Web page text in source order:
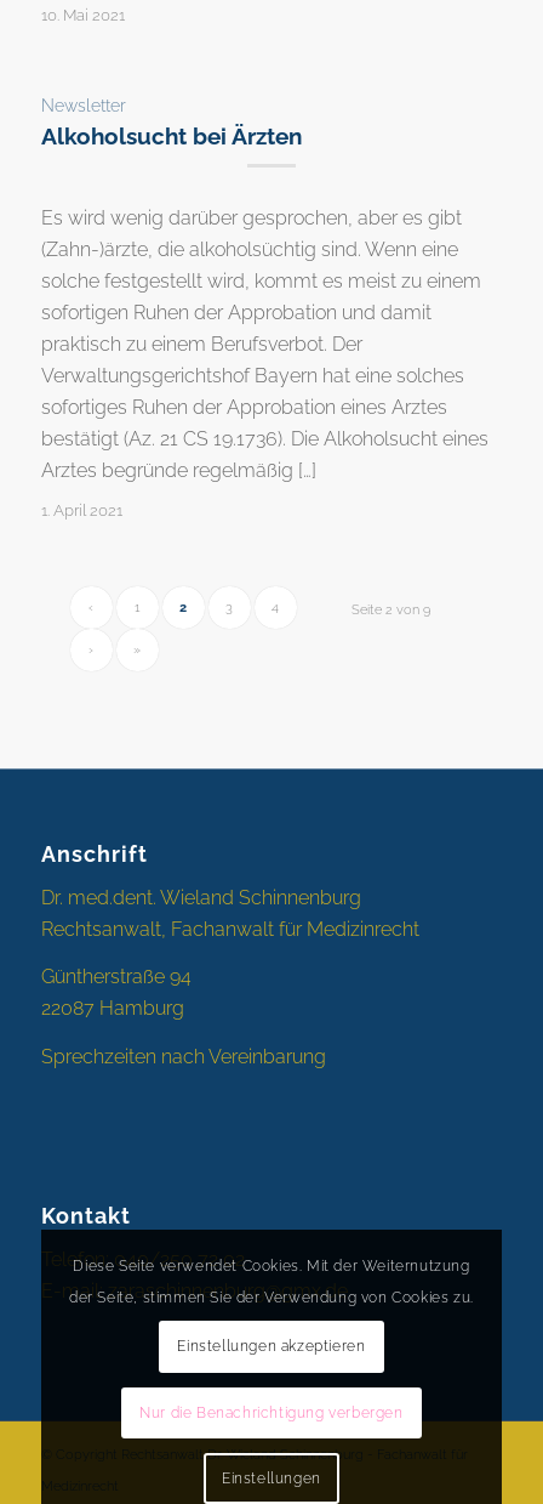
10. Mai 2021
Newsletter
Alkoholsucht bei Ärzten
Es wird wenig darüber gesprochen, aber es gibt
(Zahn-)ärzte, die alkoholsüchtig sind. Wenn eine
solche festgestellt wird, kommt es meist zu einem
sofortigen Ruhen der Approbation und damit
praktisch zu einem Berufsverbot. Der
Verwaltungsgerichtshof Bayern hat eine solches
sofortiges Ruhen der Approbation eines Arztes
bestätigt (Az. 21 CS 19.1736). Die Alkoholsucht eines
Arztes begründe regelmäßig […]
1. April 2021
Seite 2 von 9
‹ 1 2 3 4
› »
Anschrift
Dr. med.dent. Wieland Schinnenburg
Rechtsanwalt, Fachanwalt für Medizinrecht
Güntherstraße 94
22087 Hamburg
Sprechzeiten nach Vereinbarung
Kontakt
Telefon: 040/250 72 02
E-mail:zaraschinnenburg@gmx.de
© Copyright Rechtsanwalt Dr. Wieland Schinnenburg - Fachanwalt für
Medizinrecht
Diese Seite verwendet Cookies. Mit der Weiternutzung
der Seite, stimmen Sie der Verwendung von Cookies zu.
Einstellungen akzeptieren
Nur die Benachrichtigung verbergen
Einstellungen